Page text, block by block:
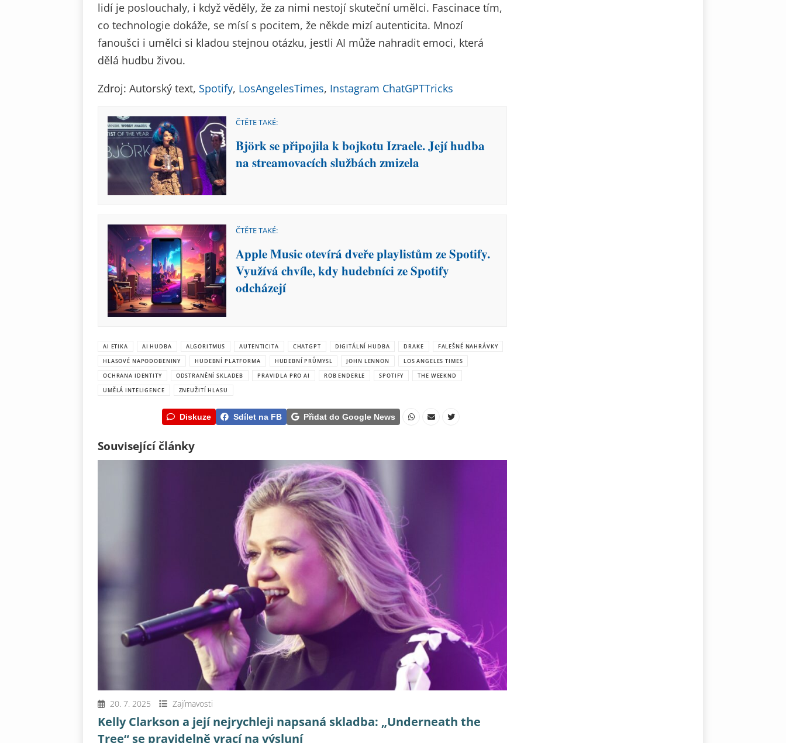
lidí je poslouchaly, i když věděly, že za nimi nestojí skuteční umělci. Fascinace tím,
co technologie dokáže, se mísí s pocitem, že někde mizí autenticita. Mnozí
fanoušci i umělci si kladou stejnou otázku, jestli AI může nahradit emoci, která
dělá hudbu živou.
Zdroj: Autorský text, Spotify, LosAngelesTimes, Instagram ChatGPTTricks
ČTĚTE TAKÉ:
Björk se připojila k bojkotu Izraele. Její hudba
na streamovacích službách zmizela
ČTĚTE TAKÉ:
Apple Music otevírá dveře playlistům ze Spotify.
Využívá chvíle, kdy hudebníci ze Spotify
odcházejí
AI ETIKA AI HUDBA ALGORITMUS AUTENTICITA CHATGPT DIGITÁLNÍ HUDBA DRAKE
FALEŠNÉ NAHRÁVKY
HLASOVÉ NAPODOBENINY
HUDEBNÍ PLATFORMA HUDEBNÍ PRŮMYSL JOHN LENNON
LOS ANGELES TIMES
OCHRANA IDENTITY
ODSTRANĚNÍ SKLADEB PRAVIDLA PRO AI ROB ENDERLE SPOTIFY
THE WEEKND
UMĚLÁ INTELIGENCE
ZNEUŽITÍ HLASU
Diskuze Sdílet na FB Přidat do Google News
Související články
20. 7. 2025 Zajímavosti
Kelly Clarkson a její nejrychleji napsaná skladba: „Underneath the
Tree“ se pravidelně vrací na výsluní